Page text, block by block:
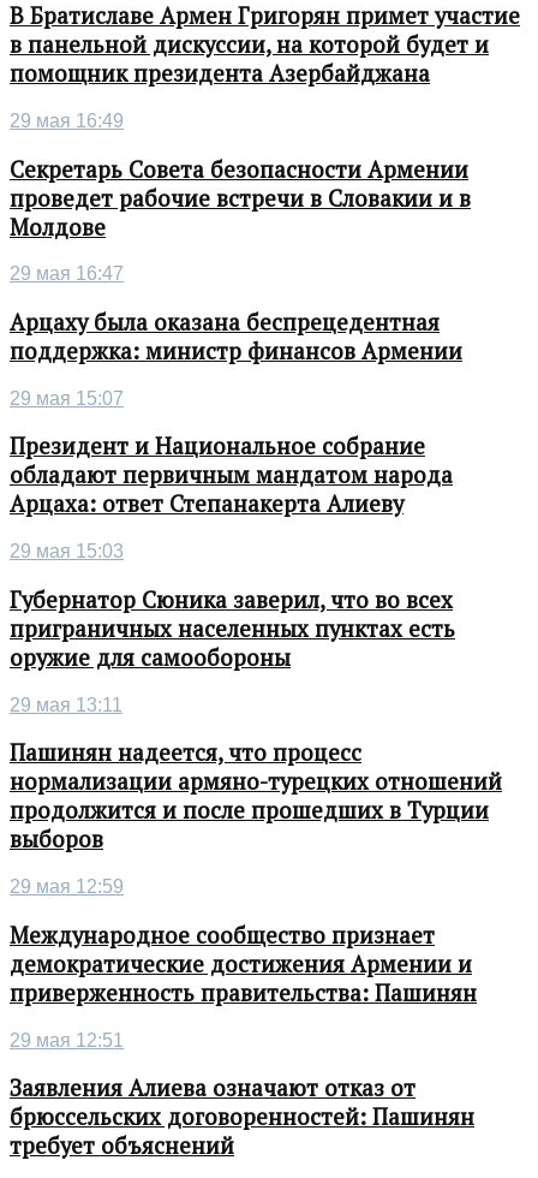
В Братиславе Армен Григорян примет участие
в панельной дискуссии, на которой будет и
помощник президента Азербайджана
29 мая 16:49
Секретарь Совета безопасности Армении
проведет рабочие встречи в Словакии и в
Молдове
29 мая 16:47
Арцаху была оказана беспрецедентная
поддержка: министр финансов Армении
29 мая 15:07
Президент и Национальное собрание
обладают первичным мандатом народа
Арцаха: ответ Степанакерта Алиеву
29 мая 15:03
Губернатор Сюника заверил, что во всех
приграничных населенных пунктах есть
оружие для самообороны
29 мая 13:11
Пашинян надеется, что процесс
нормализации армяно-турецких отношений
продолжится и после прошедших в Турции
выборов
29 мая 12:59
Международное сообщество признает
демократические достижения Армении и
приверженность правительства: Пашинян
29 мая 12:51
Заявления Алиева означают отказ от
брюссельских договоренностей: Пашинян
требует объяснений